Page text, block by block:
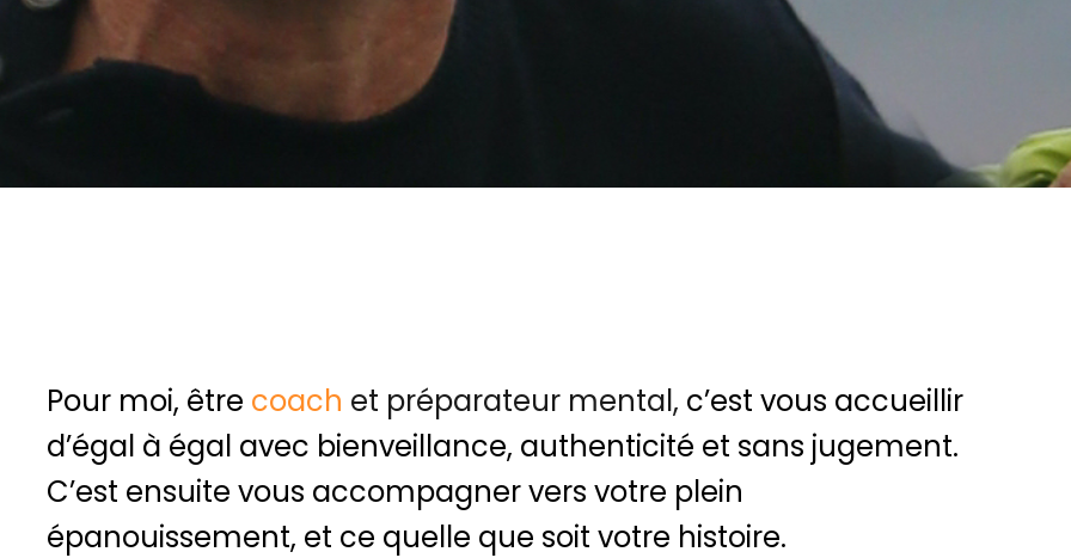
Pour moi, être coach et préparateur mental, c’est vous accueillir
d’égal à égal avec bienveillance, authenticité et sans jugement.
C’est ensuite vous accompagner vers votre plein
épanouissement, et ce quelle que soit votre histoire.